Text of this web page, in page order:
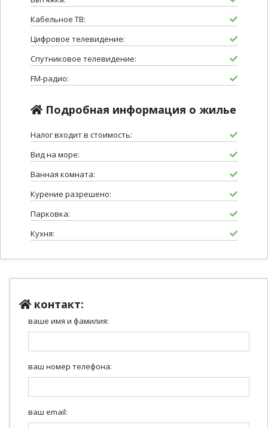
Кабельное ТВ:
Цифровое телевидение:
Спутниковое телевидение:
FM-радио:
Подробная информация о жилье
Налог входит в стоимость:
Вид на море:
Ванная комната:
Курение разрешено:
Парковка:
Кухня:
контакт:
ваше имя и фамилия:
ваш номер телефона:
ваш email: